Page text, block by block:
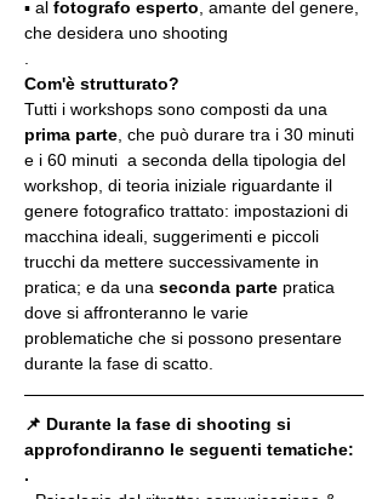
▪️ al fotografo esperto , amante del genere,
che desidera uno shooting
Com'è strutturato?
Tutti i workshops sono composti da una
prima parte , che può durare tra i 30 minuti
e i 60 minuti  a seconda della tipologia del
workshop, di teoria iniziale riguardante il
genere fotografico trattato: impostazioni di
macchina ideali, suggerimenti e piccoli
trucchi da mettere successivamente in
pratica; e da una seconda parte pratica
dove si affronteranno le varie
problematiche che si possono presentare
durante la fase di scatto.
📌 Durante la fase di shooting si
approfondiranno le seguenti tematiche:
.